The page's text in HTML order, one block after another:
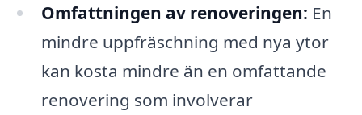
Omfattningen av renoveringen: En
mindre uppfräschning med nya ytor
kan kosta mindre än en omfattande
renovering som involverar